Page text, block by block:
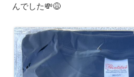
んでした💸😅